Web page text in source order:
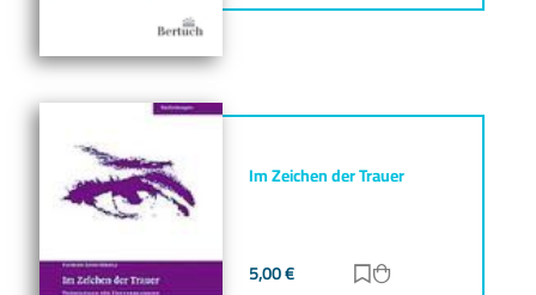
Im Zeichen der Trauer
5,00€ Zur Merkliste